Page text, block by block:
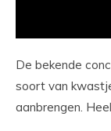
De bekende
soort van
aanbrengen.